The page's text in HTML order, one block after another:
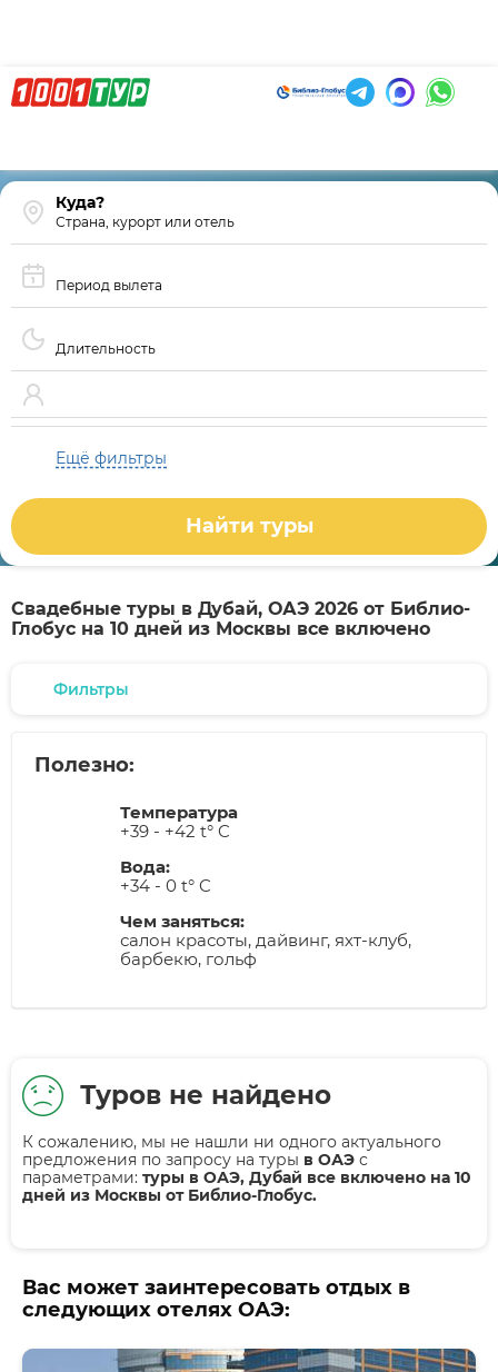
Страна, курорт или отель
Период вылета
Длительность
Ещё фильтры
Найти туры
Свадебные туры в Дубай, ОАЭ 2026 от Библио-
Глобус на 10 дней из Москвы все включено
Фильтры
Полезно:
Температура
+39 - +42 t° C
Вода:
+34 - 0 t° C
Чем заняться:
салон красоты, дайвинг, яхт-клуб,
барбекю, гольф
Туров не найдено
К сожалению, мы не нашли ни одного актуального
предложения по запросу на туры в ОАЭ с
параметрами: туры в ОАЭ, Дубай все включено на 10
дней из Москвы от Библио-Глобус.
Вас может заинтересовать отдых в
следующих отелях ОАЭ: